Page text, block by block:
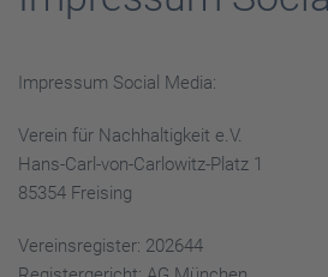
Impressum Social Media:
Verein für Nachhaltigkeit e.V.
Hans-Carl-von-Carlowitz-Platz 1
85354 Freising
Vereinsregister: 202644